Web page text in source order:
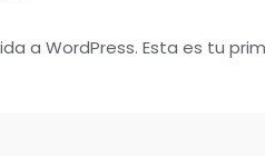
a WordPress. Esta es tu